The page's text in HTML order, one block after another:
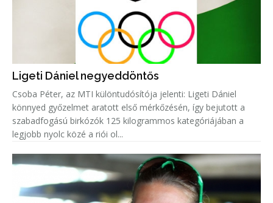
Ligeti Dániel negyeddöntős
Csoba Péter, az MTI különtudósítója jelenti: Ligeti Dániel
könnyed győzelmet aratott első mérkőzésén, így bejutott a
szabadfogású birkózók 125 kilogrammos kategóriájában a
legjobb nyolc közé a riói ol...